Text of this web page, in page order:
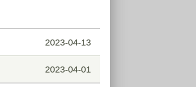
2023-04-13
2023-04-01